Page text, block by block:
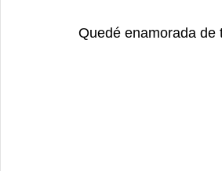
Quedé enamorada de